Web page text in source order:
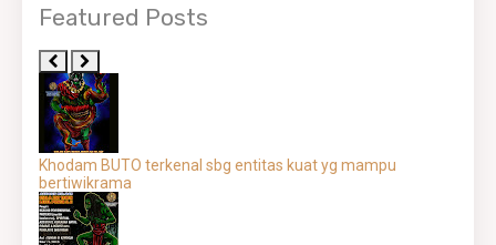
Featured Posts
Khodam BUTO terkenal sbg entitas kuat yg mampu
bertiwikrama